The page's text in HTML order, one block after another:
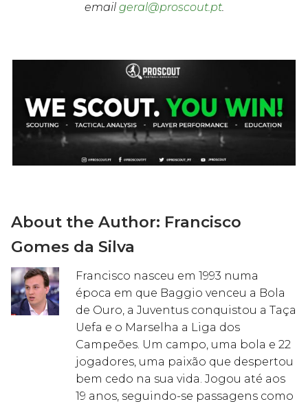
email geral@proscout.pt.
About the Author: Francisco
Gomes da Silva
Francisco nasceu em 1993 numa
época em que Baggio venceu a Bola
de Ouro, a Juventus conquistou a Taça
Uefa e o Marselha a Liga dos
Campeões. Um campo, uma bola e 22
jogadores, uma paixão que despertou
bem cedo na sua vida. Jogou até aos
19 anos, seguindo-se passagens como